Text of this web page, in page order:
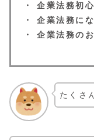
・ 企業法務初
・ 企業法務に
・ 企業法務の
たくさ